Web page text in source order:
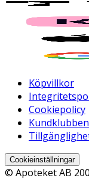
Köpvillkor
Cookiepolicy
Cookieinställningar
© Apoteket AB